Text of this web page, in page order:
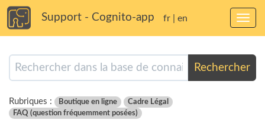
Support - Cognito-app fr en
Rechercher
Rubriques : Boutique en ligne
Cadre Légal
FAQ (question fréquemment posées)